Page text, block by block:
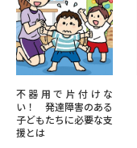
不器用で片付けな
い！ 発達障害のある
子どもたちに必要な支
援とは